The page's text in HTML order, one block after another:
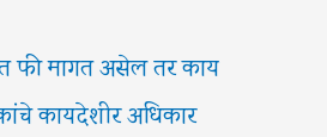
फी मागत असेल तर काय
कायदेशीर अधिकार